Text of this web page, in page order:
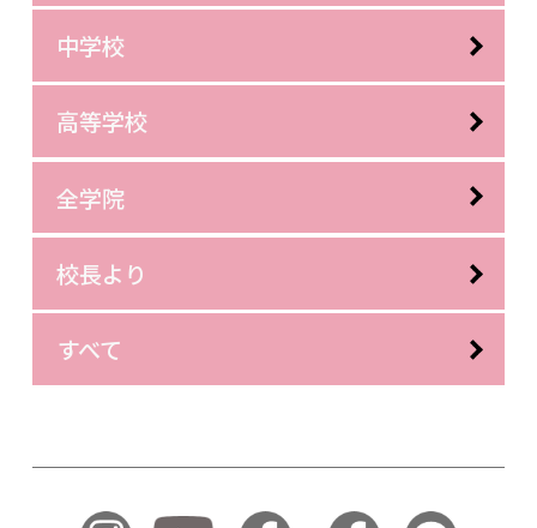
中学校
高等学校
全学院
校長より
すべて